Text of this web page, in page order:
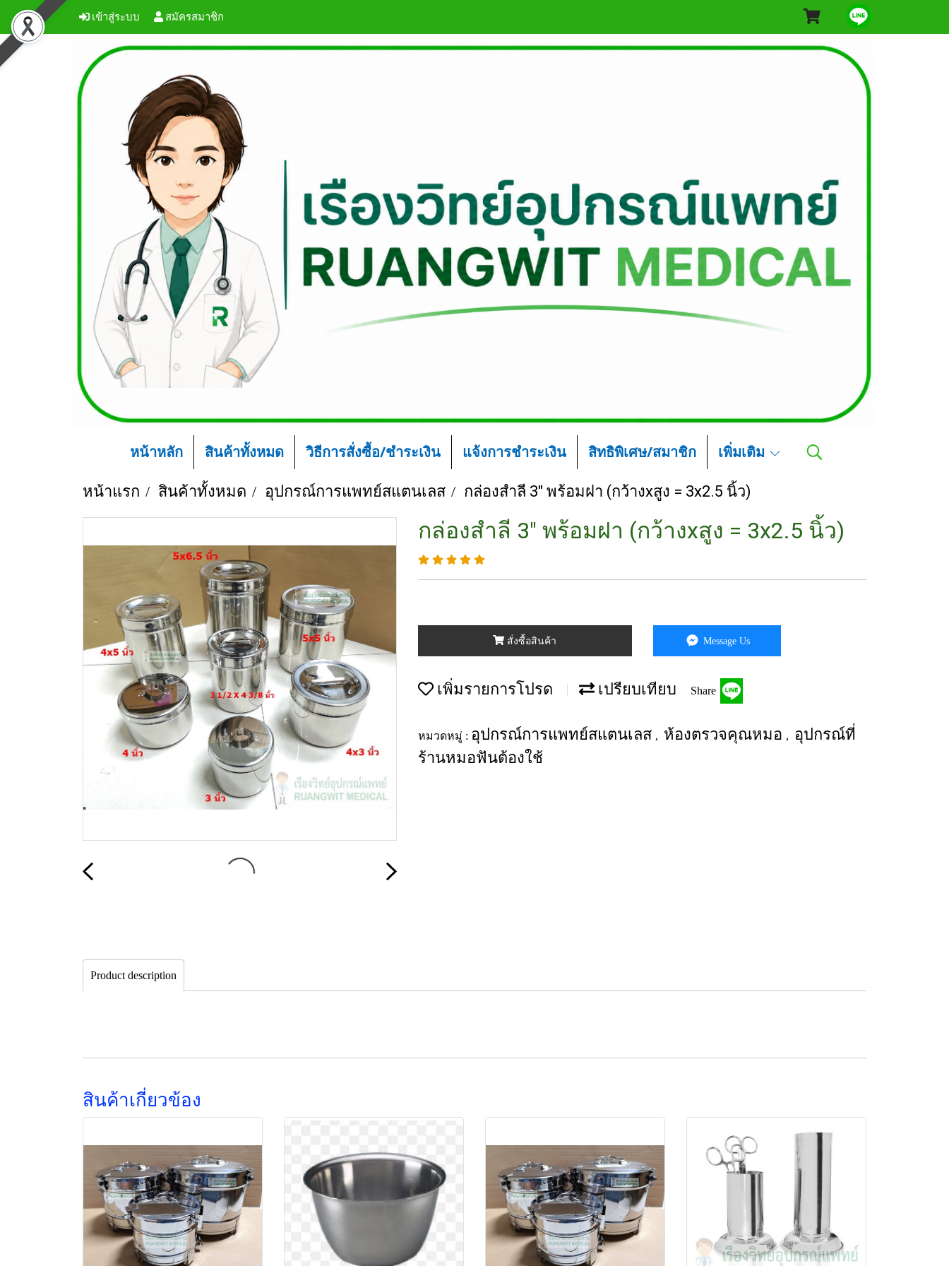
เข้าสู่ระบบ สมัครสมาชิก
หน้าหลัก สินค้าทั้งหมด วิธีการสั่งซื้อ/ชำระเงิน แจ้งการชำระเงิน สิทธิพิเศษ/สมาชิก เพิ่มเติม
หน้าแรก สินค้าทั้งหมด อุปกรณ์การแพทย์สแตนเลส กล่องสำลี 3" พร้อมฝา (กว้างxสูง = 3x2.5 นิ้ว)
กล่องสำลี 3" พร้อมฝา (กว้างxสูง = 3x2.5 นิ้ว)
สั่งซื้อสินค้า Message Us
เพิ่มรายการโปรด เปรียบเทียบ Share
หมวดหมู่ : อุปกรณ์การแพทย์สแตนเลส , ห้องตรวจคุณหมอ , อุปกรณ์ที่
ร้านหมอฟันต้องใช้
Product description
สินค้าเกี่ยวข้อง